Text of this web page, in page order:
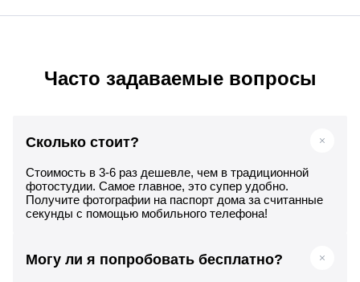
Часто задаваемые вопросы
Сколько стоит?
Стоимость в 3-6 раз дешевле, чем в традиционной
фотостудии. Самое главное, это супер удобно.
Получите фотографии на паспорт дома за считанные
секунды с помощью мобильного телефона!
Могу ли я попробовать бесплатно?